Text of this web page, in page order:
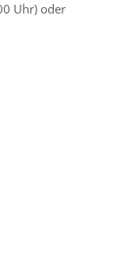
Uhr) oder